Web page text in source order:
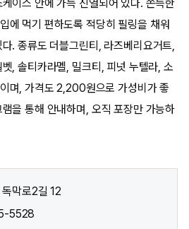
이스 안에 가득 진열되어 있다. 쫀득한
에 먹기 편하도록 적당히 필링을 채워
. 종류도 더블그린티, 라즈베리요거트,
, 솔티카라멜, 밀크티, 피넛 누텔라, 소
며, 가격도 2,200원으로 가성비가 좋
을 통해 안내하며, 오직 포장만 가능하
막로2길 12
5528